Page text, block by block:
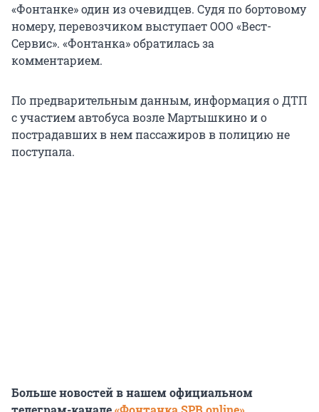
«Фонтанке» один из очевидцев. Судя по бортовому
номеру, перевозчиком выступает ООО «Вест-
Сервис». «Фонтанка» обратилась за
комментарием.
По предварительным данным, информация о ДТП
с участием автобуса возле Мартышкино и о
пострадавших в нем пассажиров в полицию не
поступала.
Больше новостей в нашем официальном